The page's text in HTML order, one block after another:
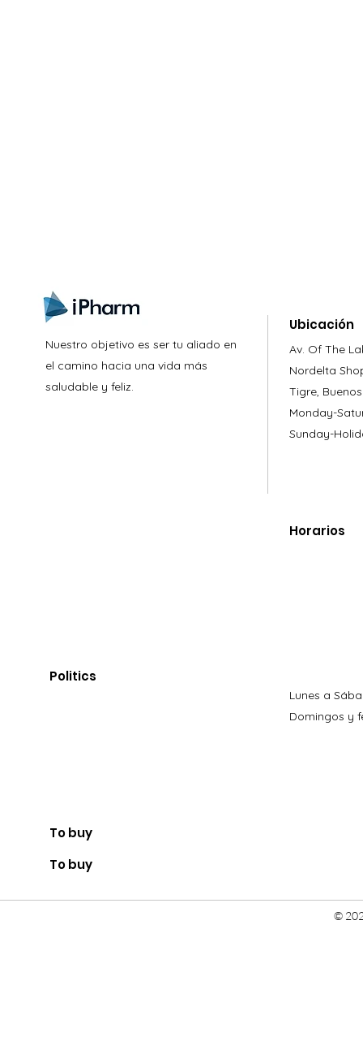
Nuestro objetivo es ser tu aliado en
el camino hacia una vida más
saludable y feliz.
Politics
To buy
To buy
Ubicación
Av. Of The
Nordelta
Tigre,
Monday-
Sunday-
Horarios
Lunes a
Domingos y
©